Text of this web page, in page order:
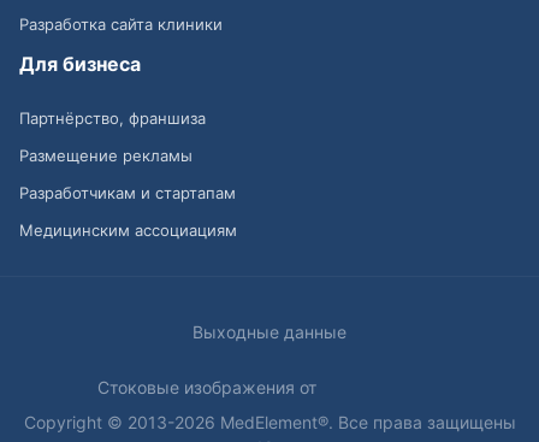
Разработка сайта клиники
Для бизнеса
Партнёрство, франшиза
Размещение рекламы
Разработчикам и стартапам
Медицинским ассоциациям
Выходные данные
Стоковые изображения от
Copyright © 2013-2026 MedElement®. Все права защищены